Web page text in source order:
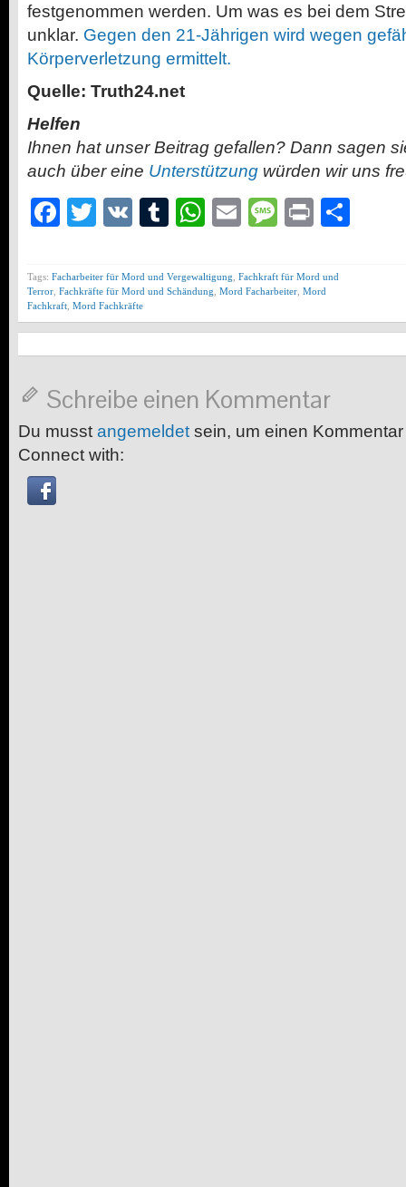
festgenommen werden. Um was es bei dem
unklar. Gegen den 21-Jährigen wird wegen
Körperverletzung ermittelt.
Quelle: Truth24.net
Helfen
Ihnen hat unser Beitrag gefallen? Dann sagen
auch über eine Unterstützung würden wir uns
Facebook
Twitter
VK Tumblr
WhatsApp
EmailMessage
Print
Tags: Facharbeiter für Mord und Vergewaltigung Fachkraft für Mord und
Terror Fachkräfte für Mord und Schändung Mord Facharbeiter Mord
Fachkraft Mord Fachkräfte
Schreibe einen Kommentar
Du musst angemeldet sein, um einen
Connect with: